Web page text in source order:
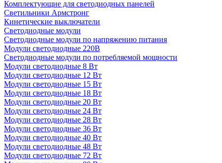
Комплектующие для светодиодных панелей
Светильники Армстронг
Кинетические выключатели
Светодиодные модули
Светодиодные модули по напряжению питания
Модули светодиодные 220В
Светодиодные модули по потребляемой мощности
Модули светодиодные 8 Вт
Модули светодиодные 12 Вт
Модули светодиодные 15 Вт
Модули светодиодные 18 Вт
Модули светодиодные 20 Вт
Модули светодиодные 24 Вт
Модули светодиодные 28 Вт
Модули светодиодные 36 Вт
Модули светодиодные 40 Вт
Модули светодиодные 48 Вт
Модули светодиодные 72 Вт